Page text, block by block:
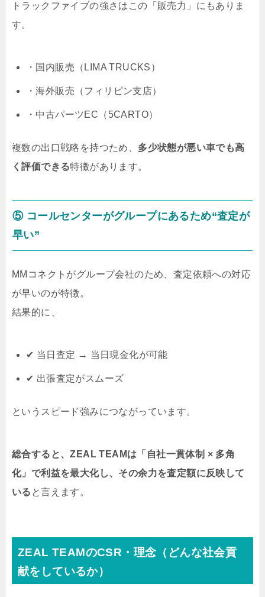
トラックファイブの強さはこの「販売力」にもありま
す。
・国内販売（LIMA TRUCKS）
・海外販売（フィリピン支店）
・中古パーツEC（5CARTO）
複数の出口戦略を持つため、 多少状態が悪い車でも高
く評価できる特徴があります。
⑤ コールセンターがグループにあるため“査定が
早い”
MMコネクトがグループ会社のため、査定依頼への対応
が早いのが特徴。
結果的に、
✔ 当日査定 → 当日現金化が可能
✔ 出張査定がスムーズ
というスピード強みにつながっています。
総合すると、ZEAL TEAMは「自社一貫体制 × 多角
化」で利益を最大化し、その余力を査定額に反映して
いる と言えます。
ZEAL TEAMのCSR・理念（どんな社会貢
献をしているか）